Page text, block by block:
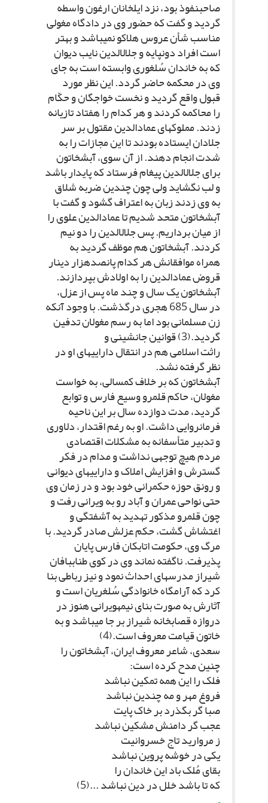
صاحب‏نفوذ بود، نزد ایلخانان ارغون واسطه
گردید و گفت که حضور وى در دادگاه مغولى
مناسب شأن عروس هلاکو نمى‏باشد و بهتر
است افراد دون‏پایه و جلال‏الدین نایب دیوان
که به خاندان سُلغورى وابسته است به جاى
وى در محکمه حاضر گردد. این نظر مورد
قبول واقع گردید و نخست خواجگان و حکّام
را محاکمه کردند و هر کدام را هفتاد تازیانه
زدند. مملوک‏هاى عمادالدین مقتول بر سر
جلادان ایستاده بودند تا این مجازات را به
شدت انجام دهند. از آن سوى، آبش‏خاتون
براى جلال‏الدین پیغام فرستاد که پایدار باشد
و لب نگشاید ولى چون چندین ضربه شلاق
به وى زدند زبان به اعتراف گشود و گفت با
آبش‏خاتون متحد شدیم تا عمادالدین علوى را
از میان برداریم. پس جلال‏الدین را دو نیم
کردند. آبش‏خاتون هم موظف گردید به
همراه موافقانش هر کدام پانصدهزار دینار
قروض عمادالدین را به اولادش بپردازند.
آبش‏خاتون یک سال و چند ماه پس از عزل،
در سال 685 هجرى درگذشت. با وجود آنکه
زن مسلمانى بود اما به رسم مغولان تدفین
گردید.(3) قوانین جانشینى و
راثت اسلامى هم در انتقال دارایى‏هاى او در
نظر گرفته نشد.
آبش‏خاتون که بر خلاف کم‏سالى، به خواست
مغولان، حاکم قلمرو وسیع فارس و توابع
گردید، مدت دوازده سال بر این ناحیه
فرمانروایى داشت. او به رغم اقتدار، دلاورى
و تدبیر متأسفانه به مشکلات اقتصادى
مردم هیچ توجهى نداشت و مدام در فکر
گسترش و افزایش املاک و دارایى‏هاى دیوانى
و رونق حوزه حکمرانى خود بود و در زمان وى
حتى نواحى عمران و آباد رو به ویرانى رفت و
چون قلمرو مذکور تهدید به آشفتگى و
اغتشاش گشت، حکم عزلش صادر گردید. با
مرگ وى، حکومت اتابکان فارس پایان
پذیرفت. ناگفته نماند وى در کوى طناب‏بافان
شیراز مدرسه‏اى احداث نمود و نیز رباطى بنا
کرد که آرامگاه خانوادگى سُلغریان است و
آثارش به صورت بناى نیمه‏ویرانى هنوز در
دروازه قصابخانه شیراز بر جا مى‏باشد و به
خاتون قیامت معروف است.(4)
سعدى، شاعر معروف ایران، آبش‏خاتون را
چنین مدح کرده است:
فلک را این همه تمکین نباشد
فروغ مهر و مه چندین نباشد
صبا گر بگذرد بر خاک پایت‏
عجب گر دامنش مشکین نباشد
ز مروارید تاج خسروانیت‏
یکى در خوشه پروین نباشد
بقاى مُلک باد این خاندان را
که تا باشد خلل در دین نباشد ...(5)